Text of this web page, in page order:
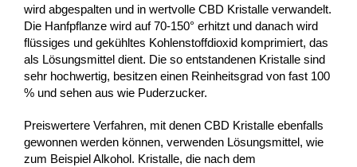
wird abgespalten und in wertvolle CBD Kristalle verwandelt.
Die Hanfpflanze wird auf 70-150° erhitzt und danach wird
flüssiges und gekühltes Kohlenstoffdioxid komprimiert, das
als Lösungsmittel dient. Die so entstandenen Kristalle sind
sehr hochwertig, besitzen einen Reinheitsgrad von fast 100
% und sehen aus wie Puderzucker.
Preiswertere Verfahren, mit denen CBD Kristalle ebenfalls
gewonnen werden können, verwenden Lösungsmittel, wie
zum Beispiel Alkohol. Kristalle, die nach dem